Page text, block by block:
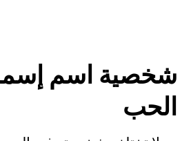
شخصية اسم
الحب